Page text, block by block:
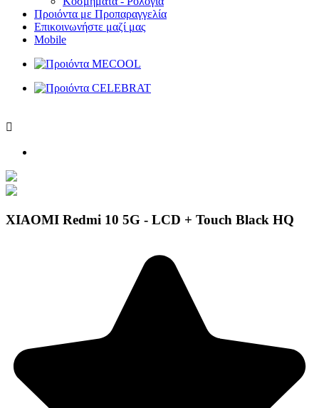
Προιόντα με Προπαραγγελία
Επικοινωνήστε μαζί μας
Mobile

XIAOMI Redmi 10 5G - LCD + Touch Black HQ